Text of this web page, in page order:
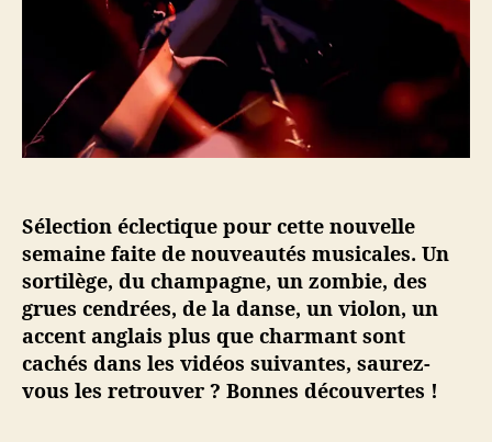
l
’
t
i
c
r
c
l
e
e
u
s
i
q
u
e
#
Sélection éclectique pour cette nouvelle
semaine faite de nouveautés musicales. Un
sortilège, du champagne, un zombie, des
grues cendrées, de la danse, un violon, un
accent anglais plus que charmant sont
cachés dans les vidéos suivantes, saurez-
vous les retrouver ? Bonnes découvertes !